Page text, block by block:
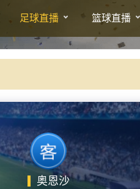
足球直播 篮球直播
奥恩沙